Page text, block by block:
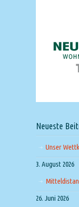
Neueste
Unser
3. August 2026
26. Juni 2026